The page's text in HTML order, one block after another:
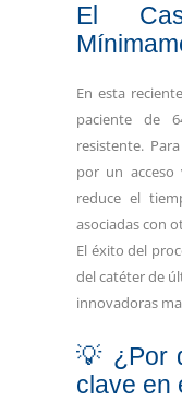
El
En esta
paciente de
resistente.
por un acceso
reduce el
asociadas con
El éxito del
del catéter de
innovadoras
💡 ¿Por
clave en